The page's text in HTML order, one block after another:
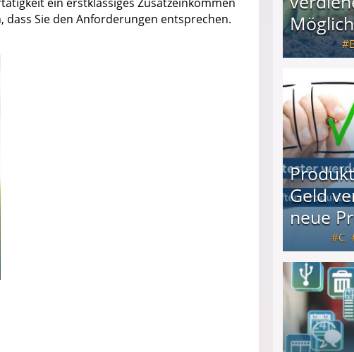
Sie den Anforderungen entsprechen.
Geld
neue
C
Produkttester werden und Geld verdienen ↻ Täglich